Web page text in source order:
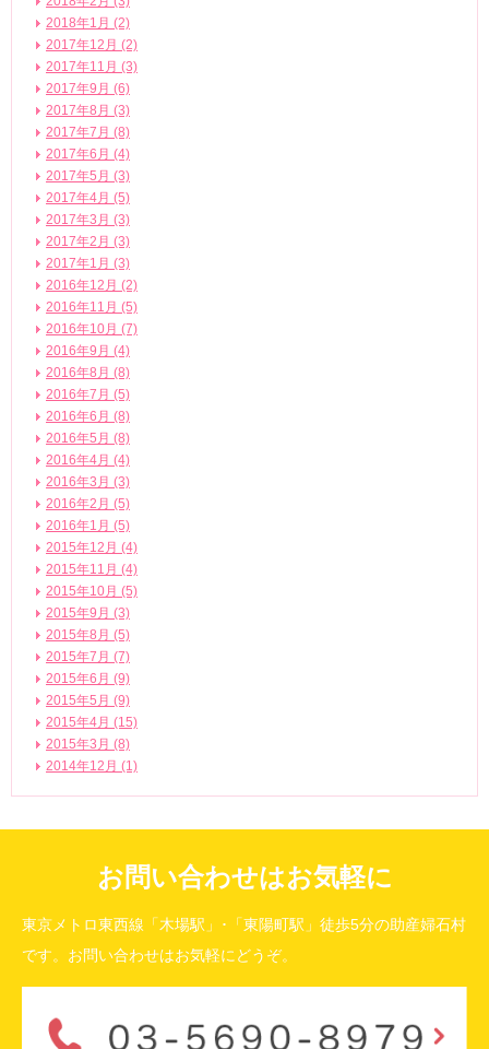
2018年1月 (2)
2017年12月 (2)
2017年11月 (3)
2017年9月 (6)
2017年8月 (3)
2017年7月 (8)
2017年6月 (4)
2017年5月 (3)
2017年4月 (5)
2017年3月 (3)
2017年2月 (3)
2017年1月 (3)
2016年12月 (2)
2016年11月 (5)
2016年10月 (7)
2016年9月 (4)
2016年8月 (8)
2016年7月 (5)
2016年6月 (8)
2016年5月 (8)
2016年4月 (4)
2016年3月 (3)
2016年2月 (5)
2016年1月 (5)
2015年12月 (4)
2015年11月 (4)
2015年10月 (5)
2015年9月 (3)
2015年8月 (5)
2015年7月 (7)
2015年6月 (9)
2015年5月 (9)
2015年4月 (15)
2015年3月 (8)
2014年12月 (1)
お問い合わせはお気軽に
東京メトロ東西線「木場駅」･「東陽町駅」徒歩5分の助産婦石村
です。お問い合わせはお気軽にどうぞ。